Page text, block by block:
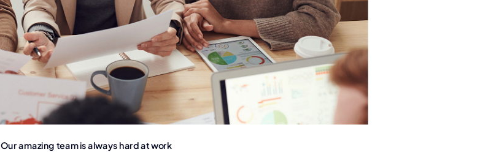
Our amazing team is always hard at work